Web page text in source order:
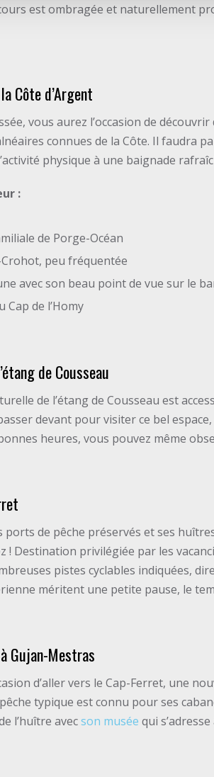
est ombragée et naturellement
Côte d’Argent
vous aurez l’occasion de
connues de la Côte. Il faudra
physique à une baignade
:
de Porge-Océan
peu fréquentée
avec son beau point de vue sur le
Cap de l’Homy
de Cousseau
de l’étang de Cousseau est
devant pour visiter ce bel
heures, vous pouvez même
ports de pêche préservés et ses
! Destination privilégiée par les
pistes cyclables indiquées,
méritent une petite pause, le
Gujan-Mestras
d’aller vers le Cap-Ferret, une
typique est connu pour ses
l’huître avecson musée qui